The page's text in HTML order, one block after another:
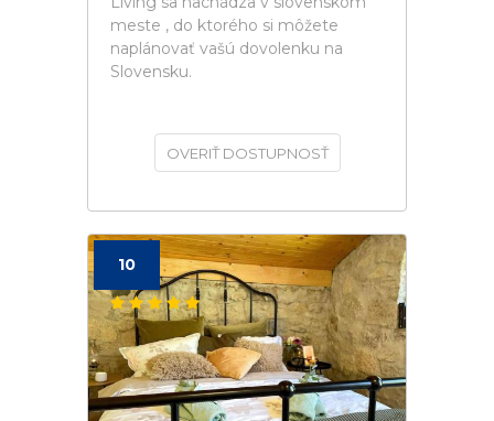
meste , do ktorého si môžete
naplánovať vašú dovolenku na
Slovensku.
OVERIŤ DOSTUPNOSŤ
10